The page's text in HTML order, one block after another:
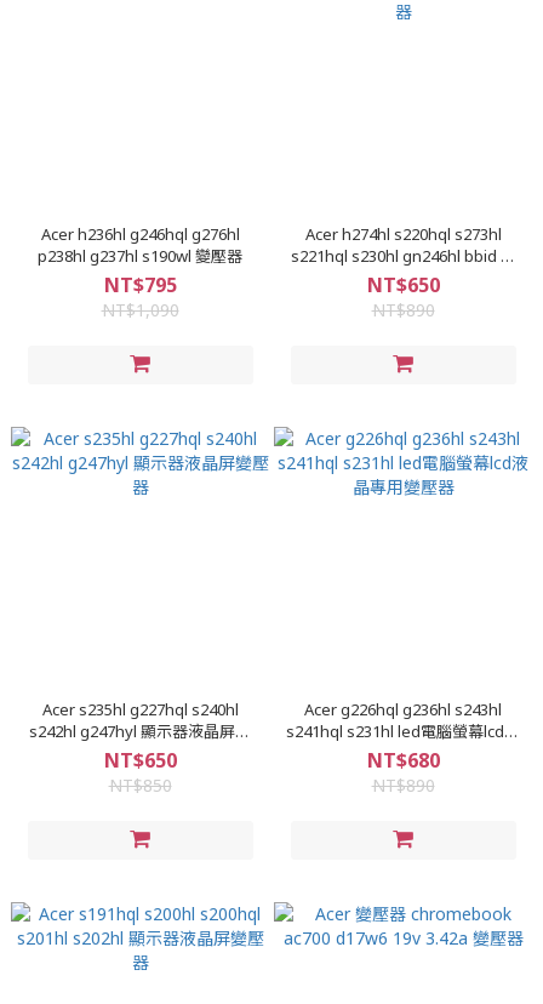
Acer h236hl g246hql g276hl
p238hl g237hl s190wl 變壓器
NT$795
NT$1,090
Acer h274hl s220hql s273hl
s221hql s230hl gn246hl bbid 變
壓器
NT$650
NT$890
Acer s235hl g227hql s240hl
s242hl g247hyl 顯示器液晶屏變
壓器
NT$650
NT$850
Acer g226hql g236hl s243hl
s241hql s231hl led電腦螢幕lcd液
晶專用變壓器
NT$680
NT$890